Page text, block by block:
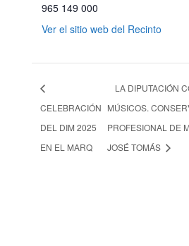
965 149 000
Ver el sitio web del Recinto
CELEBRACIÓN
DEL DIM 2025
EN EL MARQ
LA DIPUTACIÓN
MÚSICOS.
PROFESIONAL DE
JOSÉ TOMÁS